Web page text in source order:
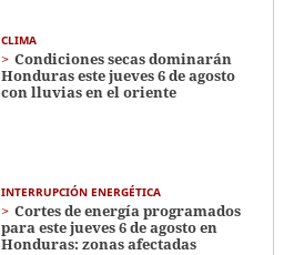
CLIMA
Condiciones secas dominarán
Honduras este jueves 6 de agosto
con lluvias en el oriente
INTERRUPCIÓN ENERGÉTICA
Cortes de energía programados
para este jueves 6 de agosto en
Honduras: zonas afectadas